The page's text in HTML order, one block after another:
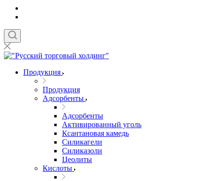
Продукция
Продукция
Адсорбенты
Адсорбенты
Активированный уголь
Ксантановая камедь
Силикагели
Силиказоли
Цеолиты
Кислоты